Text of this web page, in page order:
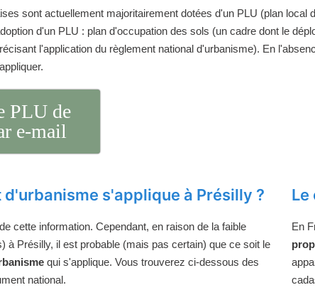
sont actuellement majoritairement dotées d'un PLU (plan
d'un PLU : plan d'occupation des sols (un cadre dont le
l'application du règlement national d'urbanisme). En
PLU de
e-mail
d'urbanisme s'applique à Présilly ?
cette information. Cependant, en raison de la faible
à Présilly, il est probable (mais pas certain) que ce soit le
qui s'applique. Vous trouverez ci-dessous des
national.
Le
En